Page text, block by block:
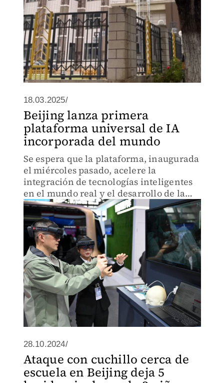
18.03.2025/
Beijing lanza primera
plataforma universal de IA
incorporada del mundo
Se espera que la plataforma, inaugurada
el miércoles pasado, acelere la
integración de tecnologías inteligentes
en el mundo real y el desarrollo de la
robótica, la conducción autónoma y la
interacción hombre-máquina
28.10.2024/
Ataque con cuchillo cerca de
escuela en Beijing deja 5